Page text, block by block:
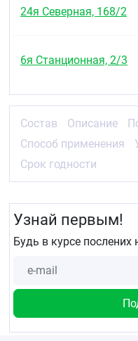
24я Северная, 168/2
6я Станционная, 2/3
Состав Описание
Способ применения
Срок годности
Узнай первым!
Будь в курсе послених